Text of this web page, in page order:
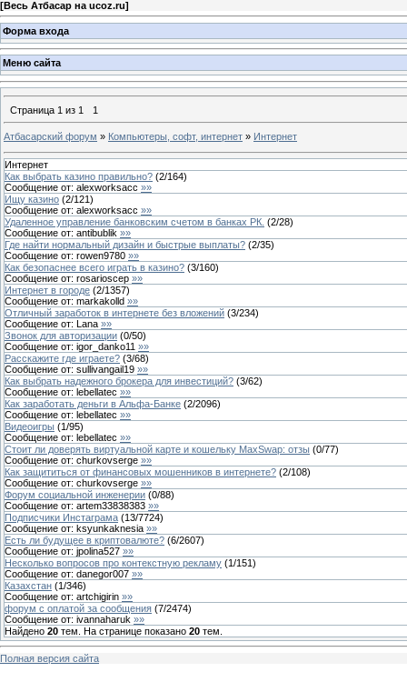
[Весь Атбасар на ucoz.ru]
Форма входа
Меню сайта
Страница 1 из 1 1
Атбасарский форум » Компьютеры, софт, интернет » Интернет
Интернет
Как выбрать казино правильно? (2/164)
Сообщение от: alexworksacc »»
Ищу казино (2/121)
Сообщение от: alexworksacc »»
Удаленное управление банковским счетом в банках РК. (2/28)
Сообщение от: antibublik »»
Где найти нормальный дизайн и быстрые выплаты? (2/35)
Сообщение от: rowen9780 »»
Как безопаснее всего играть в казино? (3/160)
Сообщение от: rosarioscep »»
Интернет в городе (2/1357)
Сообщение от: markakolld »»
Отличный заработок в интернете без вложений (3/234)
Сообщение от: Lana »»
Звонок для авторизации (0/50)
Сообщение от: igor_danko11 »»
Расскажите где играете? (3/68)
Сообщение от: sullivangail19 »»
Как выбрать надежного брокера для инвестиций? (3/62)
Сообщение от: lebellatec »»
Как заработать деньги в Альфа-Банке (2/2096)
Сообщение от: lebellatec »»
Видеоигры (1/95)
Сообщение от: lebellatec »»
Стоит ли доверять виртуальной карте и кошельку MaxSwap: отзы (0/77)
Сообщение от: churkovserge »»
Как защититься от финансовых мошенников в интернете? (2/108)
Сообщение от: churkovserge »»
Форум социальной инженерии (0/88)
Сообщение от: artem33838383 »»
Подписчики Инстаграма (13/7724)
Сообщение от: ksyunkaknesia »»
Есть ли будущее в криптовалюте? (6/2607)
Сообщение от: jpolina527 »»
Несколько вопросов про контекстную рекламу (1/151)
Сообщение от: danegor007 »»
Казахстан (1/346)
Сообщение от: artchigirin »»
форум с оплатой за сообщения (7/2474)
Сообщение от: ivannaharuk »»
Найдено 20 тем. На странице показано 20 тем.
Полная версия сайта